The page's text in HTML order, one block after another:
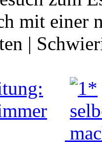
mit einer
|